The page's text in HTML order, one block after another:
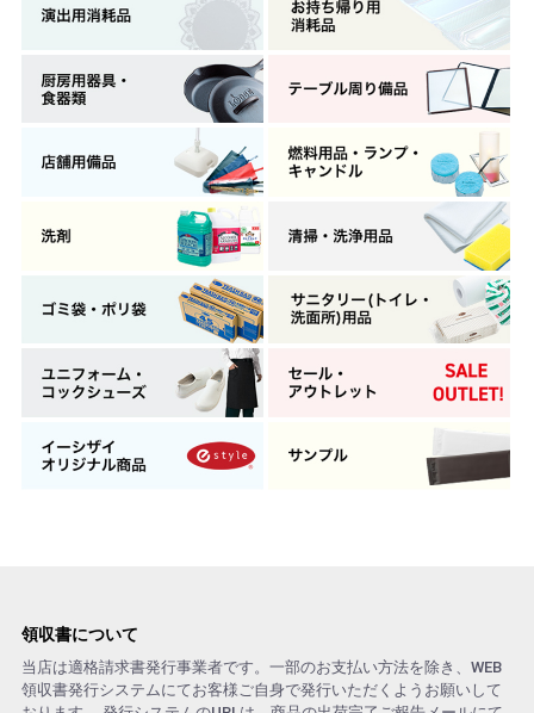
領収書について
当店は適格請求書発行事業者です。一部のお支払い方法を除き、WEB
領収書発行システムにてお客様ご自身で発行いただくようお願いして